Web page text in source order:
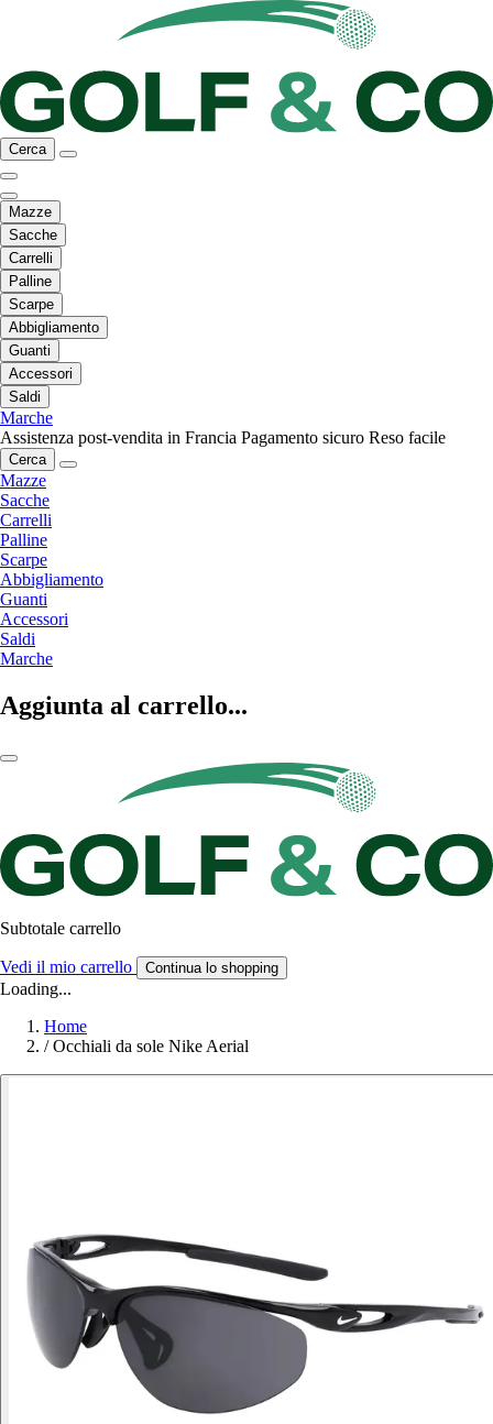
Cerca
Mazze
Sacche
Carrelli
Palline
Scarpe
Abbigliamento
Guanti
Accessori
Saldi
Marche
Assistenza post-vendita in Francia Pagamento sicuro Reso facile
Cerca
Mazze
Sacche
Carrelli
Palline
Scarpe
Abbigliamento
Guanti
Accessori
Saldi
Marche
Aggiunta al carrello...
Subtotale carrello
Vedi il mio carrello Continua lo shopping
Loading...
Home
/ Occhiali da sole Nike Aerial